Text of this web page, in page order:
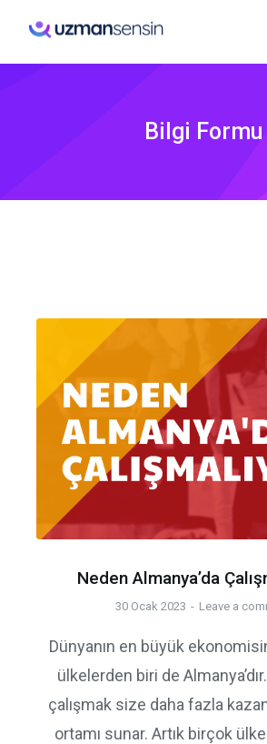
Bilgi Formu
Neden Almanya’da
30 Ocak 2023 Leave a
Dünyanın en büyük
ülkelerden biri de
çalışmak size daha fazla
ortamı sunar. Artık birçok